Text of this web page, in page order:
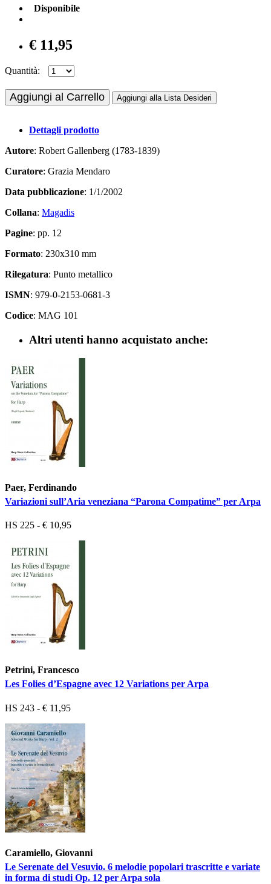
Disponibile
€ 11,95
Quantità:
Aggiungi al Carrello Aggiungi alla Lista Desideri
Dettagli prodotto
Autore: Robert Gallenberg (1783-1839)
Curatore: Grazia Mendaro
Data pubblicazione: 1/1/2002
Collana: Magadis
Pagine: pp. 12
Formato: 230x310 mm
Rilegatura: Punto metallico
ISMN: 979-0-2153-0681-3
Codice: MAG 101
Altri utenti hanno acquistato anche:
Paer, Ferdinando
Variazioni sull’Aria veneziana “Parona Compatime” per Arpa
HS 225 - € 10,95
Petrini, Francesco
Les Folies d’Espagne avec 12 Variations per Arpa
HS 243 - € 11,95
Caramiello, Giovanni
Le Serenate del Vesuvio. 6 melodie popolari trascritte e variate
in forma di studi Op. 12 per Arpa sola